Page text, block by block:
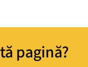
pagină?